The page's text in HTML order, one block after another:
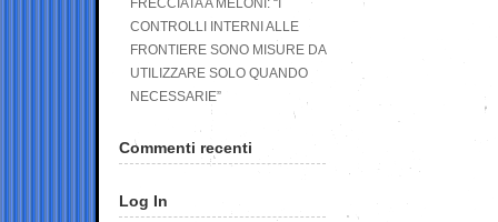
FRECCIATA A MELONI: “I
CONTROLLI INTERNI ALLE
FRONTIERE SONO MISURE DA
UTILIZZARE SOLO QUANDO
NECESSARIE”
Commenti recenti
Log In